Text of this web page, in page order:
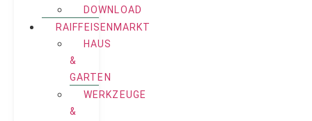
DOWNLOAD
RAIFFEISENMARKT
HAUS
&
GARTEN
WERKZEUGE
&